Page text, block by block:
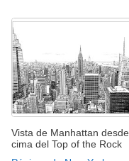
Vista de Manhattan
cima del Top of the Rock